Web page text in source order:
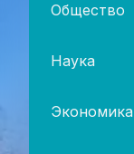
Общество
Наука
Экономика